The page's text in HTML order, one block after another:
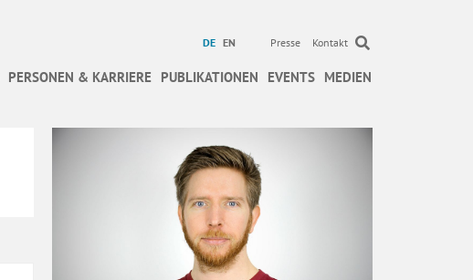
DE EN Presse Kontakt
PERSONEN & KARRIERE PUBLIKATIONEN EVENTS MEDIEN